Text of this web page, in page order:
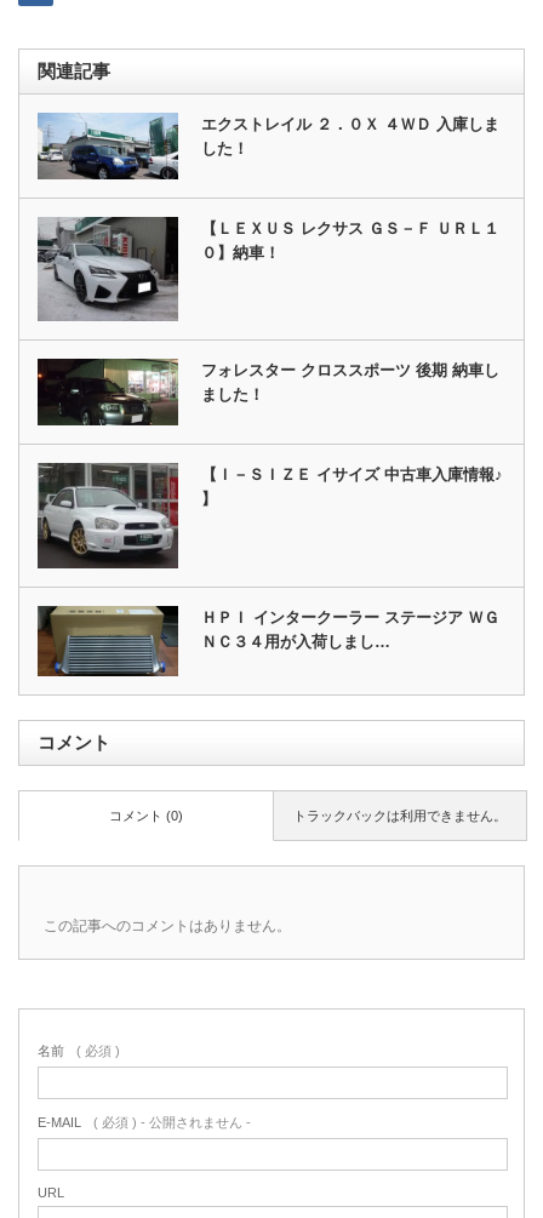
関連記事
エクストレイル ２．０Ｘ ４ＷＤ 入庫しま
した！
【ＬＥＸＵＳ レクサス ＧＳ－Ｆ ＵＲＬ１
０】納車！
フォレスター クロススポーツ 後期 納車し
ました！
【Ｉ－ＳＩＺＥ イサイズ 中古車入庫情報♪
】
ＨＰＩ インタークーラー ステージア ＷＧ
ＮＣ３４用が入荷しまし…
コメント
トラックバックは利用できません。
コメント (0)
この記事へのコメントはありません。
名前 ( 必須 )
E-MAIL ( 必須 ) - 公開されません -
URL